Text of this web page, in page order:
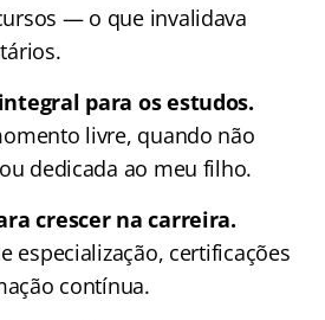
— o que invalidava
para os estudos.
livre, quando não
dedicada ao meu filho.
crescer na carreira.
especialização, certificações
contínua.